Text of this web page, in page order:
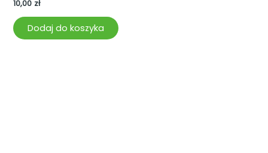
10,00 zł
Dodaj do koszyka